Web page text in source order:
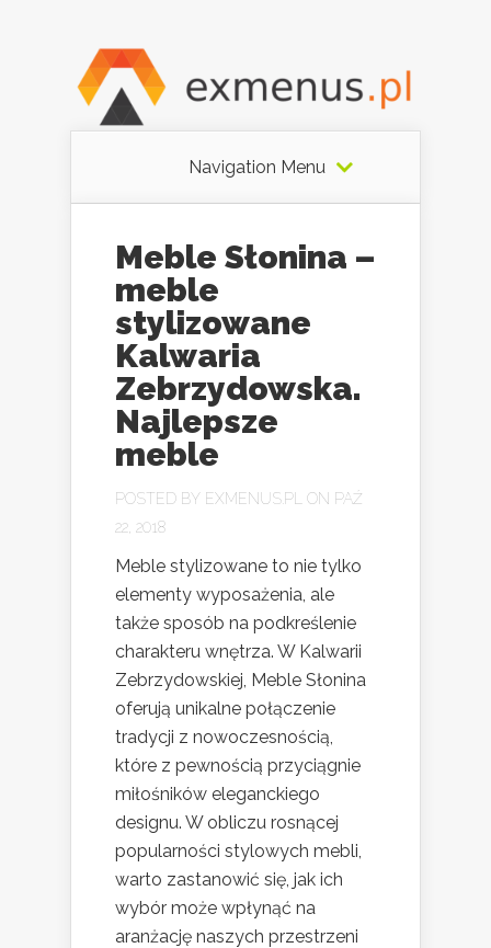
Navigation Menu
Meble Słonina –
meble
stylizowane
Kalwaria
Zebrzydowska.
Najlepsze
meble
POSTED BY EXMENUS.PL
ON PAŹ
22, 2018
Meble stylizowane to nie tylko
elementy wyposażenia, ale
także sposób na podkreślenie
charakteru wnętrza. W Kalwarii
Zebrzydowskiej, Meble Słonina
oferują unikalne połączenie
tradycji z nowoczesnością,
które z pewnością przyciągnie
miłośników eleganckiego
designu. W obliczu rosnącej
popularności stylowych mebli,
warto zastanowić się, jak ich
wybór może wpłynąć na
aranżację naszych przestrzeni